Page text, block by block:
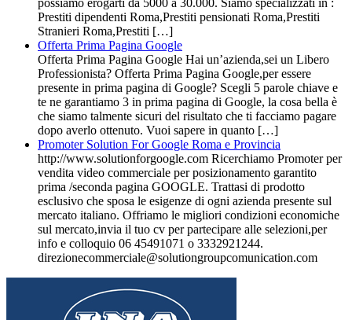
Prestiti dipendenti Roma,Prestiti pensionati Roma,Prestiti
Stranieri Roma,Prestiti […]
Offerta Prima Pagina Google
Offerta Prima Pagina Google Hai un’azienda,sei un Libero
Professionista? Offerta Prima Pagina Google,per essere
presente in prima pagina di Google? Scegli 5 parole chiave e
te ne garantiamo 3 in prima pagina di Google, la cosa bella è
che siamo talmente sicuri del risultato che ti facciamo pagare
dopo averlo ottenuto. Vuoi sapere in quanto […]
Promoter Solution For Google Roma e Provincia
http://www.solutionforgoogle.com Ricerchiamo Promoter per
vendita video commerciale per posizionamento garantito
prima /seconda pagina GOOGLE. Trattasi di prodotto
esclusivo che sposa le esigenze di ogni azienda presente sul
mercato italiano. Offriamo le migliori condizioni economiche
sul mercato,invia il tuo cv per partecipare alle selezioni,per
info e colloquio 06 45491071 o 3332921244.
direzionecommerciale@solutiongroupcomunication.com